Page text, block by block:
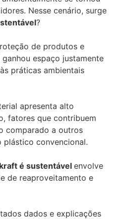
Nesse cenário, surge
?
de produtos e
espaço justamente
práticas ambientais
apresenta alto
fatores que contribuem
comparado a outros
plástico convencional.
é sustentável envolve
de reaproveitamento e
dados e explicações